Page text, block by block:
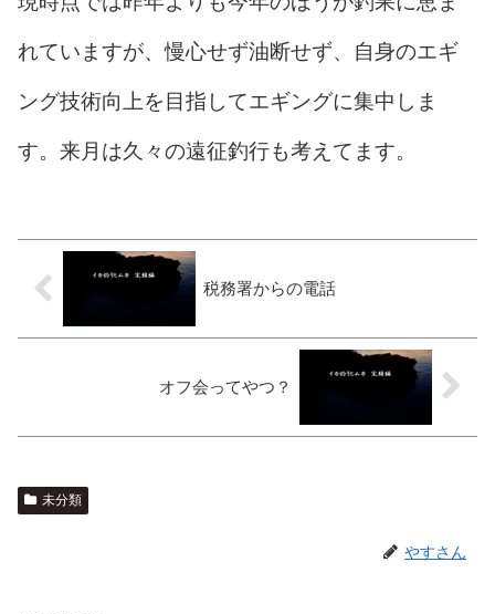
れていますが、慢心せず油断せず、自身のエギ
ング技術向上を目指してエギングに集中しま
す。来月は久々の遠征釣行も考えてます。
税務署からの電話
オフ会ってやつ？
未分類
やすさん